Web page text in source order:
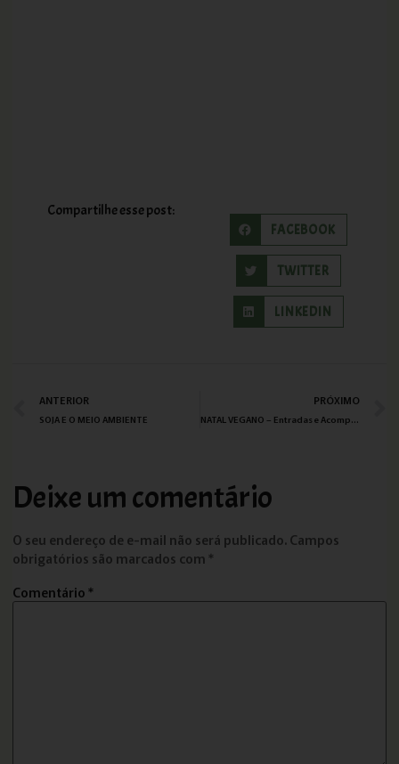
Compartilhe esse post:
FACEBOOK
TWITTER
LINKEDIN
ANTERIOR
SOJA E O MEIO AMBIENTE
PRÓXIMO
NATAL VEGANO – Entradas e Acompanhamentos
Deixe um comentário
O seu endereço de e-mail não será publicado.Campos
obrigatórios são marcados com *
Comentário*